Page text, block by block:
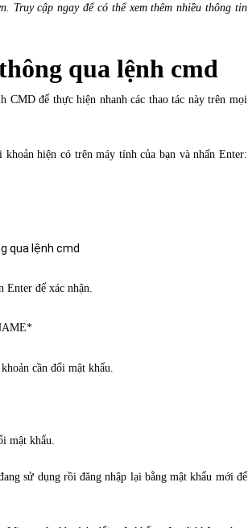
Truy cập ngay để có thể xem thêm nhiều thông tin
qua lệnh cmd
CMD để thực hiện nhanh các thao tác này trên mọi
hiện có trên máy tính của bạn và nhấn Enter:
để xác nhận.
cần đổi mật khẩu.
mật khẩu.
sử dụng rồi đăng nhập lại bằng mật khẩu mới để